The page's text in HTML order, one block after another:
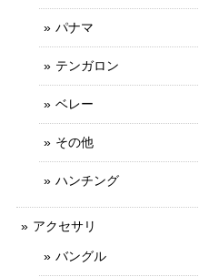
パナマ
テンガロン
ベレー
その他
ハンチング
アクセサリ
バングル